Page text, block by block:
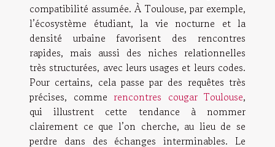
compatibilité assumée. À Toulouse, par exemple,
l’écosystème étudiant, la vie nocturne et la
densité urbaine favorisent des rencontres
rapides, mais aussi des niches relationnelles
très structurées, avec leurs usages et leurs codes.
Pour certains, cela passe par des requêtes très
précises, comme rencontres cougar Toulouse,
qui illustrent cette tendance à nommer
clairement ce que l’on cherche, au lieu de se
perdre dans des échanges interminables. Le